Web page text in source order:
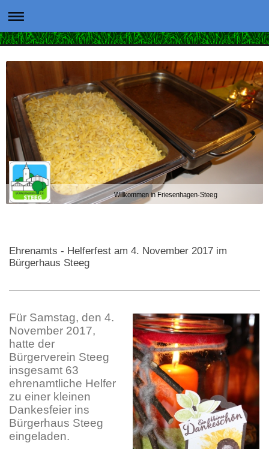
Willkommen in Friesenhagen-Steeg
Ehrenamts - Helferfest am 4. November 2017 im
Bürgerhaus Steeg
Für Samstag, den 4.
November 2017,
hatte der
Bürgerverein Steeg
insgesamt 63
ehrenamtliche Helfer
zu einer kleinen
Dankesfeier ins
Bürgerhaus Steeg
eingeladen.